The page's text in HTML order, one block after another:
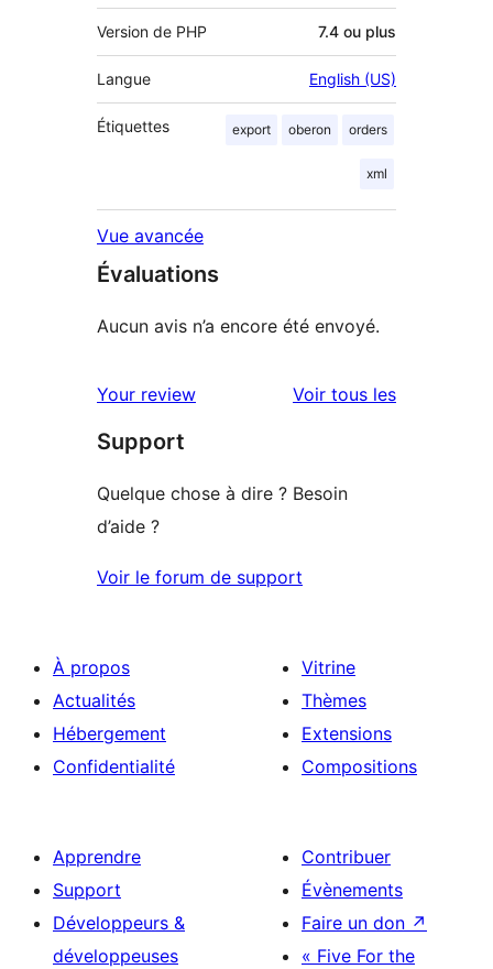
Version de PHP 7.4 ou plus
Langue English (US)
Étiquettes export oberon orders
xml
Vue avancée
Évaluations
Aucun avis n’a encore été envoyé.
Your review Voir tous lesavis
Support
Quelque chose à dire ? Besoin
d’aide ?
Voir le forum de support
À propos
Actualités
Hébergement
Confidentialité
Vitrine
Thèmes
Extensions
Compositions
Apprendre
Support
Développeurs &
développeuses
Contribuer
Évènements
Faire un don ↗
« Five For the